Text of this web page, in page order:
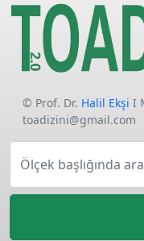
© Prof. Dr. Halil Ekşi I
toadizini@gmail.com
Ölçek başlığında ara